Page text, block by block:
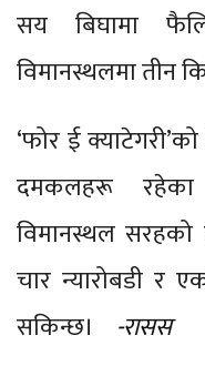
सय बिघामा
विमानस्थलमा तीन
‘फोर ई
दमकलहरू रहेका
विमानस्थल
चार न्यारोबडी र
सकिन्छ।
-रासस